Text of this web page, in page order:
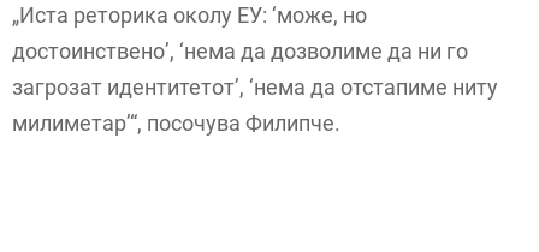
„Иста реторика околу ЕУ: ‘може, но
достоинствено’, ‘нема да дозволиме да ни го
загрозат идентитетот’, ‘нема да отстапиме ниту
милиметар’“, посочува Филипче.